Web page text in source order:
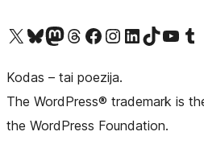
Visit our X (formerly Twitter) account
Apsilankykite mūsų Bluesky paskyroje
Visit our Mastodon account
Apsilankykite mūsų Threads paskyroje
Visit our Facebook pageVisit our Instagram account
Visit our LinkedIn account
Apsilankykite mūsų TikTok
Visit our
Kodas – tai poezija.
The WordPress® trademark is
the WordPress Foundation.